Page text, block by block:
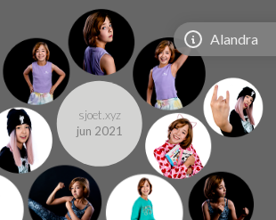
sjoet.xyz
jun 2021
Alandra